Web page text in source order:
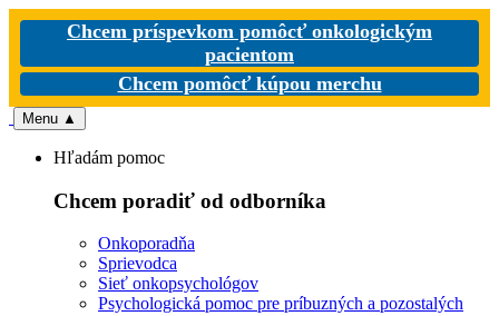
Chcem príspevkom pomôcť onkologickým
pacientom
Chcem pomôcť kúpou merchu
Menu ▲
Hľadám pomoc
Chcem poradiť od odborníka
Onkoporadňa
Sprievodca
Sieť onkopsychológov
Psychologická pomoc pre príbuzných a pozostalých